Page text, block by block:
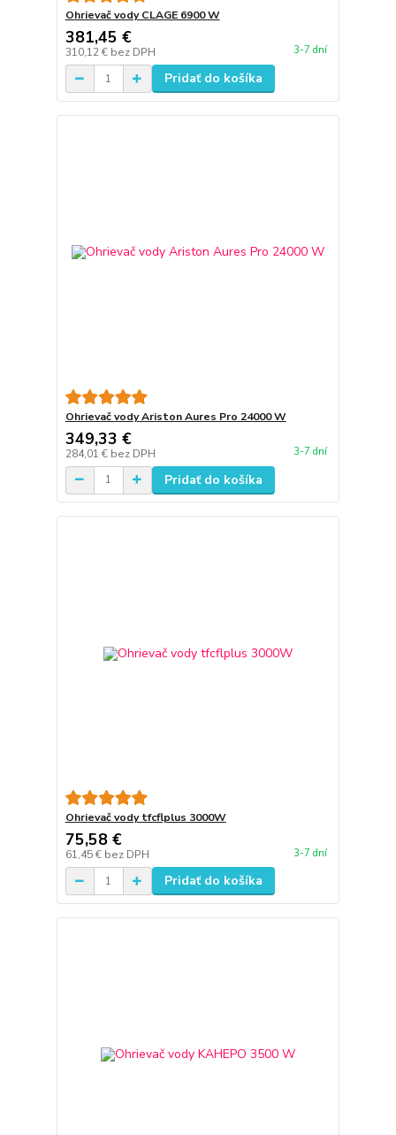
Ohrievač vody CLAGE 6900 W
381,45 €
310,12 € bez DPH 3-7 dní
Pridať do košíka
Ohrievač vody Ariston Aures Pro 24000 W
349,33 €
284,01 € bez DPH 3-7 dní
Pridať do košíka
Ohrievač vody tfcflplus 3000W
75,58 €
61,45 € bez DPH 3-7 dní
Pridať do košíka